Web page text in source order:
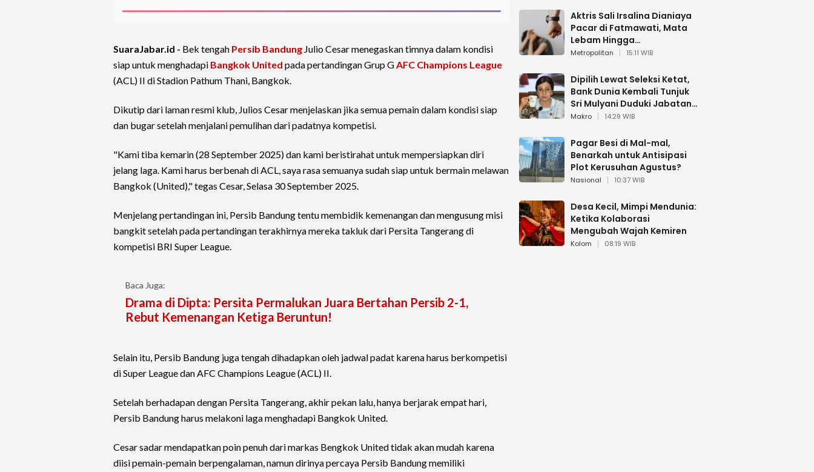
SuaraJabar.id - Bek tengah Persib Bandung Julio Cesar menegaskan timnya dalam kondisi
siap untuk menghadapi Bangkok United pada pertandingan Grup GAFC Champions League
(ACL) II di Stadion Pathum Thani, Bangkok.
Dikutip dari laman resmi klub, Julios Cesar menjelaskan jika semua pemain dalam kondisi siap
dan bugar setelah menjalani pemulihan dari padatnya kompetisi.
"Kami tiba kemarin (28 September 2025) dan kami beristirahat untuk mempersiapkan diri
jelang laga. Kami harus berbenah di ACL, saya rasa semuanya sudah siap untuk bermain melawan
Bangkok (United)," tegas Cesar, Selasa 30 September 2025.
Menjelang pertandingan ini, Persib Bandung tentu membidik kemenangan dan mengusung misi
bangkit setelah pada pertandingan terakhirnya mereka takluk dari Persita Tangerang di
kompetisi BRI Super League.
Baca Juga:
Drama di Dipta: Persita Permalukan Juara Bertahan Persib 2-1,
Rebut Kemenangan Ketiga Beruntun!
Selain itu, Persib Bandung juga tengah dihadapkan oleh jadwal padat karena harus berkompetisi
di Super League dan AFC Champions League (ACL) II.
Setelah berhadapan dengan Persita Tangerang, akhir pekan lalu, hanya berjarak empat hari,
Persib Bandung harus melakoni laga menghadapi Bangkok United.
Cesar sadar mendapatkan poin penuh dari markas Bengkok United tidak akan mudah karena
diisi pemain-pemain berpengalaman, namun dirinya percaya Persib Bandung memiliki
Aktris Sali Irsalina Dianiaya
Pacar di Fatmawati, Mata
Lebam Hingga
Diselamatkan Polantas
Metropolitan 15:11 WIB
Dipilih Lewat Seleksi Ketat,
Bank Dunia Kembali Tunjuk
Sri Mulyani Duduki Jabatan
Strategis
Makro 14:29 WIB
Pagar Besi di Mal-mal,
Benarkah untuk Antisipasi
Plot Kerusuhan Agustus?
Nasional 10:37 WIB
Desa Kecil, Mimpi Mendunia:
Ketika Kolaborasi
Mengubah Wajah Kemiren
Kolom 08:19 WIB